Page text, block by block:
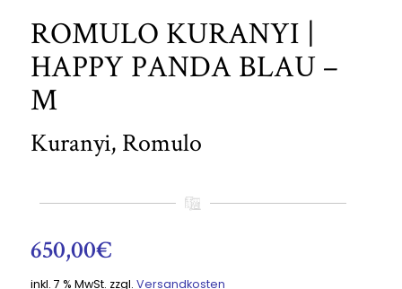
ROMULO KURANYI |
HAPPY PANDA BLAU –
M
Kuranyi, Romulo
650,00€
inkl. 7 % MwSt. zzgl. Versandkosten